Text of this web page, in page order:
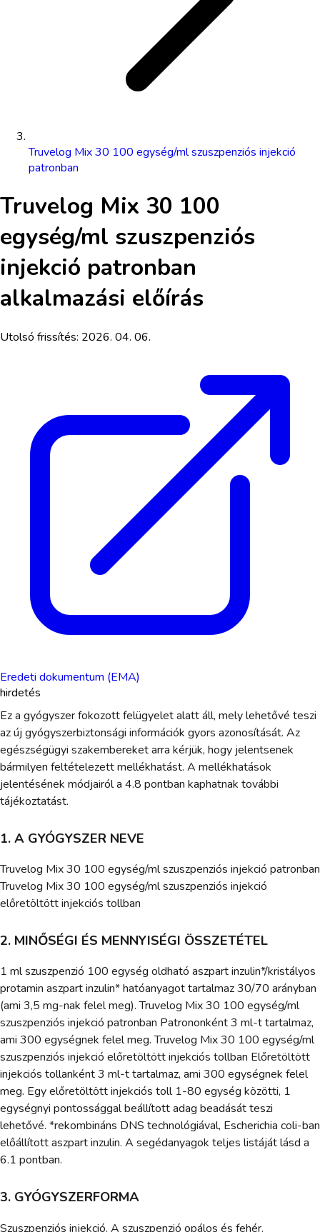
Truvelog Mix 30 100 egység/ml szuszpenziós injekció
patronban
Truvelog Mix 30 100
egység/ml szuszpenziós
injekció patronban
alkalmazási előírás
Utolsó frissítés: 2026. 04. 06.
Eredeti dokumentum (EMA)
hirdetés
Ez a gyógyszer fokozott felügyelet alatt áll, mely lehetővé teszi
az új gyógyszerbiztonsági információk gyors azonosítását. Az
egészségügyi szakembereket arra kérjük, hogy jelentsenek
bármilyen feltételezett mellékhatást. A mellékhatások
jelentésének módjairól a 4.8 pontban kaphatnak további
tájékoztatást.
1. A GYÓGYSZER NEVE
Truvelog Mix 30 100 egység/ml szuszpenziós injekció patronban
Truvelog Mix 30 100 egység/ml szuszpenziós injekció
előretöltött injekciós tollban
2. MINŐSÉGI ÉS MENNYISÉGI ÖSSZETÉTEL
1 ml szuszpenzió 100 egység oldható aszpart inzulin*/kristályos
protamin aszpart inzulin* hatóanyagot tartalmaz 30/70 arányban
(ami 3,5 mg-nak felel meg). Truvelog Mix 30 100 egység/ml
szuszpenziós injekció patronban Patrononként 3 ml-t tartalmaz,
ami 300 egységnek felel meg. Truvelog Mix 30 100 egység/ml
szuszpenziós injekció előretöltött injekciós tollban Előretöltött
injekciós tollanként 3 ml-t tartalmaz, ami 300 egységnek felel
meg. Egy előretöltött injekciós toll 1-80 egység közötti, 1
egységnyi pontossággal beállított adag beadását teszi
lehetővé. *rekombináns DNS technológiával, Escherichia coli-ban
előállított aszpart inzulin. A segédanyagok teljes listáját lásd a
6.1 pontban.
3. GYÓGYSZERFORMA
Szuszpenziós injekció. A szuszpenzió opálos és fehér.